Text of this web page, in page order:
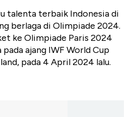
talenta terbaik Indonesia di
berlaga di Olimpiade 2024.
ke Olimpiade Paris 2024
ajang IWF World Cup
pada 4 April 2024 lalu.